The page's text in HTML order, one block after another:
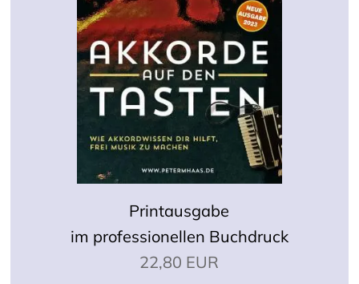
Printausgabe
im professionellen Buchdruck
22,80 EUR